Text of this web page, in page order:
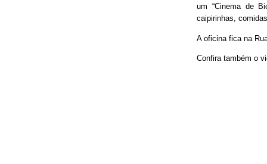
um “Cinema de
caipirinhas,
A oficina fica na
Confira também o